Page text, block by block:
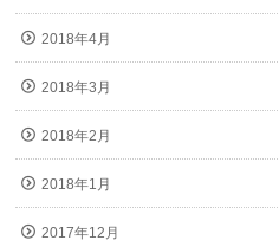
2018年4月
2018年3月
2018年2月
2018年1月
2017年12月